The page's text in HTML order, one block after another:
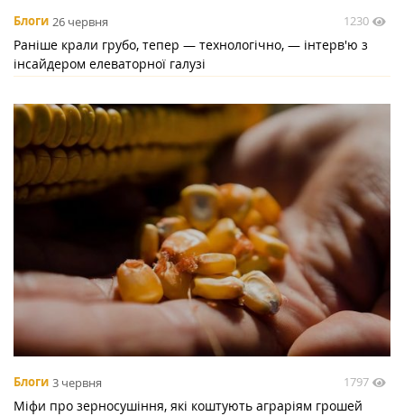
Блоги 26 червня 1230
Раніше крали грубо, тепер — технологічно, — інтерв'ю з
інсайдером елеваторної галузі
Блоги 3 червня 1797
Міфи про зерносушіння, які коштують аграріям грошей